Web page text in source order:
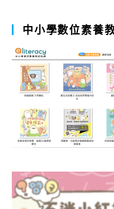
中小學數位素養